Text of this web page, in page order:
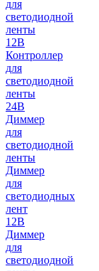
для
светодиодной
ленты
12В
Контроллер
для
светодиодной
ленты
24В
Диммер
для
светодиодной
ленты
Диммер
для
светодиодных
лент
12В
Диммер
для
светодиодной